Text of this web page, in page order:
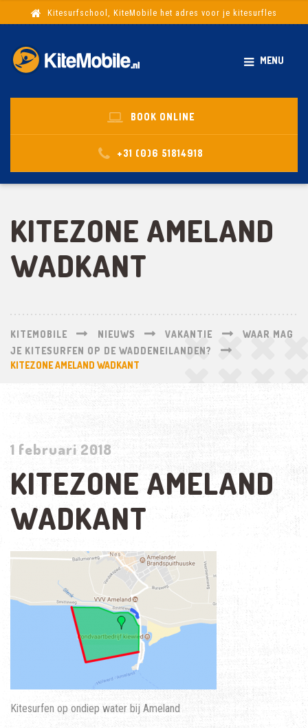
Kitesurfschool, KiteMobile het adres voor je kitesurfles
MENU
BOOK ONLINE
+31 (0)6 51814918
KITEZONE AMELAND
WADKANT
KITEMOBILE NIEUWS VAKANTIE
WAAR MAG
JE KITESURFEN OP DE WADDENEILANDEN?
KITEZONE AMELAND WADKANT
1 februari 2018
KITEZONE AMELAND
WADKANT
Kitesurfen op ondiep water bij Ameland